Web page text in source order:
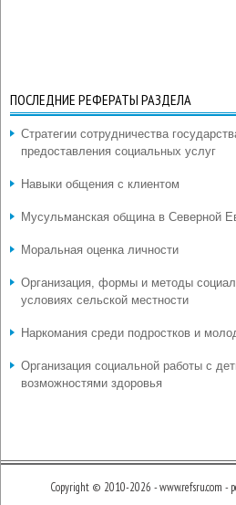
ПОСЛЕДНИЕ РЕФЕРАТЫ РАЗДЕЛА
Стратегии сотрудничества
предоставления социальных услуг
Навыки общения с клиентом
Мусульманская община в Северной
Моральная оценка личности
Организация, формы и методы
условиях сельской местности
Наркомания среди подростков и
Организация социальной работы с
возможностями здоровья
Copyright © 2010-2026 - www.refsru.com -